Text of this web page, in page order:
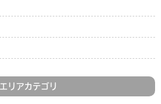
エリアカテゴリ